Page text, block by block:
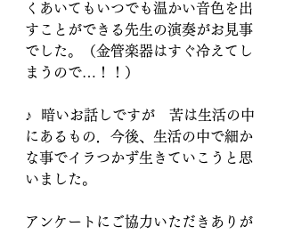
くあいてもいつでも温かい音色を出
すことができる先生の演奏がお見事
でした。（金管楽器はすぐ冷えてし
まうので…！！）
♪  暗いお話しですが　苦は生活の中
にあるもの．今後、生活の中で細か
な事でイラつかず生きていこうと思
いました。
アンケートにご協力いただきありが